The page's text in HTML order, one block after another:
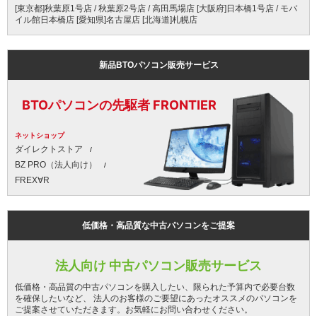
[東京都]秋葉原1号店 / 秋葉原2号店 / 高田馬場店 [大阪府]日本橋1号店 / モバ
イル館日本橋店 [愛知県]名古屋店 [北海道]札幌店
新品BTOパソコン販売サービス
BTOパソコンの先駆者 FRONTIER
ネットショップ
ダイレクトストア
BZ PRO（法人向け）
FREX∀R
低価格・高品質な中古パソコンをご提案
法人向け 中古パソコン販売サービス
低価格・高品質の中古パソコンを購入したい、限られた予算内で必要台数
を確保したいなど、 法人のお客様のご要望にあったオススメのパソコンを
ご提案させていただきます。お気軽にお問い合わせください。